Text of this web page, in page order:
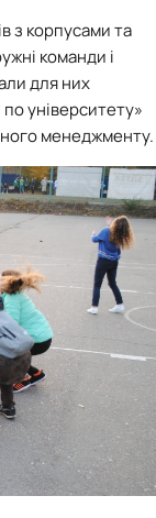
з корпусамита
команди і
для них
по університету»
менеджменту.